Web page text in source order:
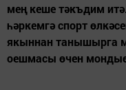
мең кеше тәкъдим
һәркемгә спорт
якыннан танышырга
оешмасы өчен